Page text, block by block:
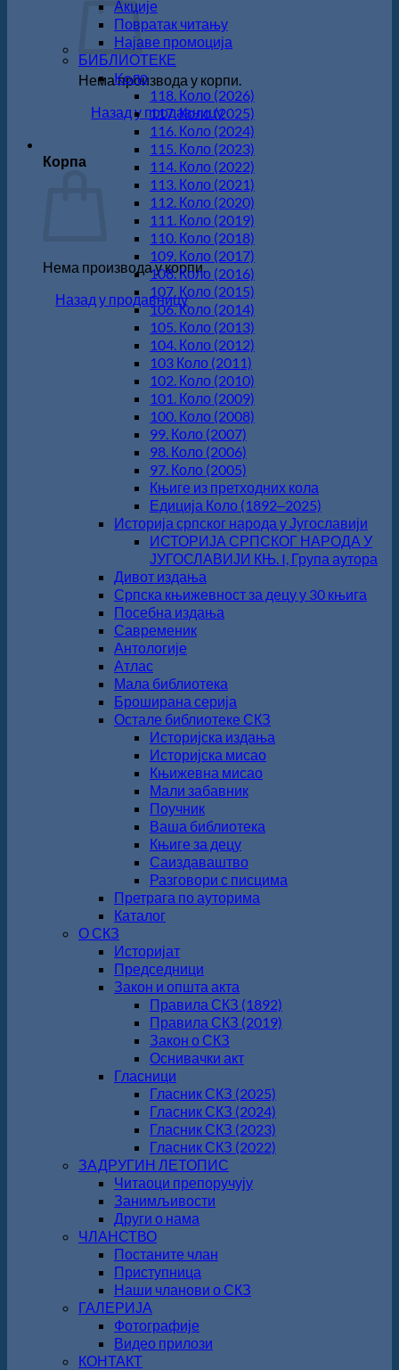
Нема производа у корпи.
Назад у продавницу
Корпа
Нема производа у корпи.
Назад у продавницу
Акције
Повратак читању
Најаве промоција
БИБЛИОТЕКЕ
Koло
118. Коло (2026)
117. Коло (2025)
116. Коло (2024)
115. Коло (2023)
114. Коло (2022)
113. Коло (2021)
112. Коло (2020)
111. Коло (2019)
110. Коло (2018)
109. Коло (2017)
108. Коло (2016)
107. Коло (2015)
106. Коло (2014)
105. Коло (2013)
104. Коло (2012)
103 Коло (2011)
102. Коло (2010)
101. Коло (2009)
100. Коло (2008)
99. Коло (2007)
98. Коло (2006)
97. Коло (2005)
Књиге из претходних кола
Едиција Коло (1892‒2025)
Историја српског народа у Југославији
ИСТОРИЈА СРПСКОГ НАРОДА У
ЈУГОСЛАВИЈИ КЊ. I, Група аутора
Дивот издања
Српска књижевност за децу у 30 књига
Посебна издања
Савременик
Антологије
Атлас
Мала библиотека
Броширана серија
Остале библиотеке СКЗ
Историјска издања
Историјска мисао
Књижевна мисао
Мали забавник
Поучник
Ваша библиотека
Књиге за децу
Саиздаваштво
Разговори с писцима
Претрага по ауторима
Каталог
О СКЗ
Историјат
Председници
Закон и општа акта
Правила СКЗ (1892)
Правила СКЗ (2019)
Закон о СКЗ
Оснивачки акт
Гласници
Гласник СКЗ (2025)
Гласник СКЗ (2024)
Гласник СКЗ (2023)
Гласник СКЗ (2022)
ЗАДРУГИН ЛЕТОПИС
Читаоци препоручују
Занимљивости
Други о нама
ЧЛАНСТВО
Постаните члан
Приступница
Наши чланови о СКЗ
ГАЛЕРИЈА
Фотографије
Видео прилози
КОНТАКТ